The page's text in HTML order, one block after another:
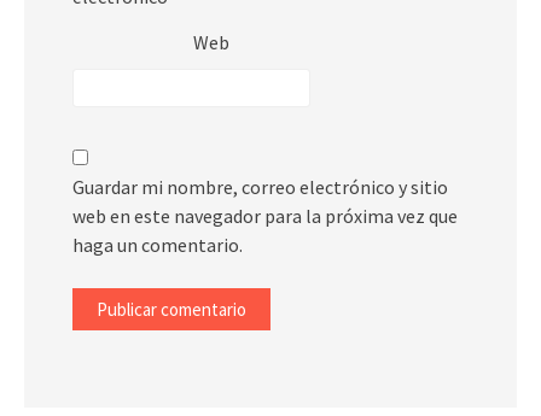
Web
Guardar mi nombre, correo electrónico y sitio
web en este navegador para la próxima vez que
haga un comentario.